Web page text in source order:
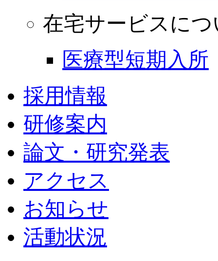
在宅サービスに
医療型短期入所
採用情報
研修案内
論文・研究発表
アクセス
お知らせ
活動状況